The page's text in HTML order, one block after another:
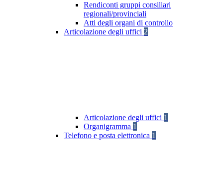
Rendiconti gruppi consiliari
regionali/provinciali
Atti degli organi di controllo
Articolazione degli uffici 2
Articolazione degli uffici 1
Organigramma 1
Telefono e posta elettronica 1